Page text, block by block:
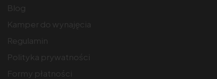
Blog
Kamper do wynajęcia
Regulamin
Polityka prywatności
Formy płatności